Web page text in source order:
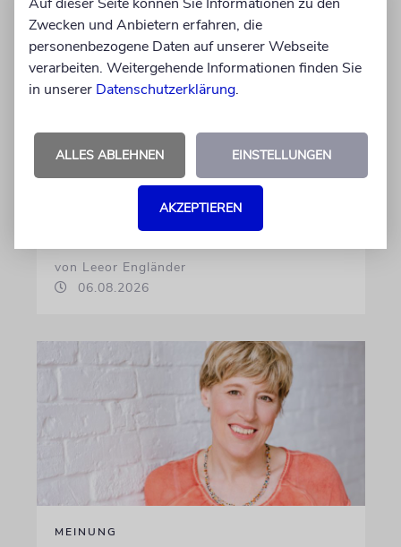
MEDIEN
Wo steckt die
palästinensische
Opposition?
Zwei taz-Essays erzählen eindringlich von
palästinensischer und muslimischer
Entfremdung in Deutschland. Sie lassen
zugleich einen entscheidenden blinden Fleck
im Nahostkonflikts unerwähnt
von Leeor Engländer
06.08.2026
MEINUNG
Zwecken und Anbietern erfahren, die
personenbezogene Daten auf unserer Webseite
verarbeiten. Weitergehende Informationen finden Sie
in unserer Datenschutzerklärung.
ALLES ABLEHNEN EINSTELLUNGEN
AKZEPTIEREN